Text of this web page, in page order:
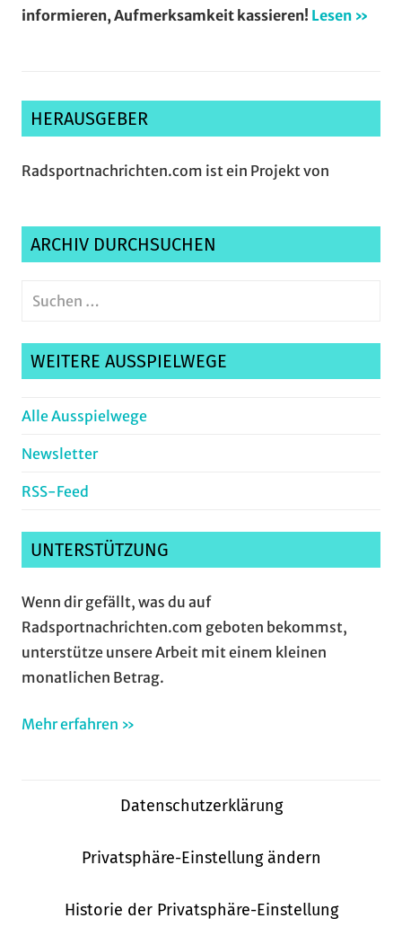
informieren, Aufmerksamkeit kassieren! Lesen »
HERAUSGEBER
Radsportnachrichten.com ist ein Projekt von
ARCHIV DURCHSUCHEN
Suchen
WEITERE AUSSPIELWEGE
Alle Ausspielwege
Newsletter
RSS-Feed
UNTERSTÜTZUNG
Wenn dir gefällt, was du auf
Radsportnachrichten.com geboten bekommst,
unterstütze unsere Arbeit mit einem kleinen
monatlichen Betrag.
Mehr erfahren »
Datenschutzerklärung
Privatsphäre-Einstellung ändern
Historie der Privatsphäre-Einstellung